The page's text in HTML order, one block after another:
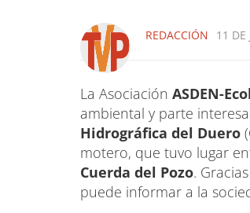
REDACCIÓN 11
La Asociación ASDEN-
ambiental y parte
Hidrográfica del Duero
motero, que tuvo lugar
Cuerda del Pozo.
puede informar a la